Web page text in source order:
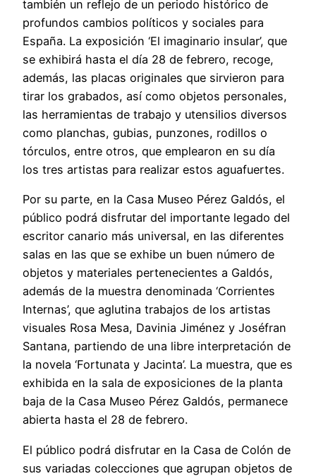
también un reflejo de un periodo histórico de
profundos cambios políticos y sociales para
España. La exposición ‘El imaginario insular’, que
se exhibirá hasta el día 28 de febrero, recoge,
además, las placas originales que sirvieron para
tirar los grabados, así como objetos personales,
las herramientas de trabajo y utensilios diversos
como planchas, gubias, punzones, rodillos o
tórculos, entre otros, que emplearon en su día
los tres artistas para realizar estos aguafuertes.
Por su parte, en la Casa Museo Pérez Galdós, el
público podrá disfrutar del importante legado del
escritor canario más universal, en las diferentes
salas en las que se exhibe un buen número de
objetos y materiales pertenecientes a Galdós,
además de la muestra denominada ‘Corrientes
Internas’, que aglutina trabajos de los artistas
visuales Rosa Mesa, Davinia Jiménez y Joséfran
Santana, partiendo de una libre interpretación de
la novela ‘Fortunata y Jacinta’. La muestra, que es
exhibida en la sala de exposiciones de la planta
baja de la Casa Museo Pérez Galdós, permanece
abierta hasta el 28 de febrero.
El público podrá disfrutar en la Casa de Colón de
sus variadas colecciones que agrupan objetos de